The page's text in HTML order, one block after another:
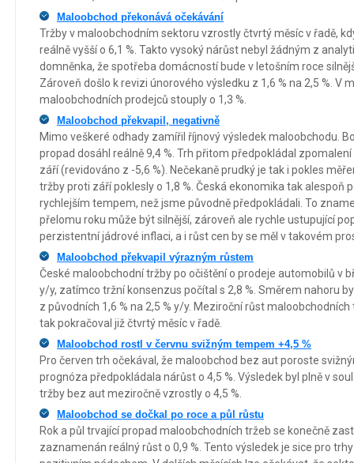
Maloobchod překonává očekávání
Tržby v maloobchodním sektoru vzrostly čtvrtý měsíc v řadě,
reálně vyšší o 6,1 %. Takto vysoký nárůst nebyl žádným z
domněnka, že spotřeba domácností bude v letošním roce
Zároveň došlo k revizi únorového výsledku z 1,6 % na 2,5 %. V
maloobchodních prodejců stouply o 1,3 %.
Maloobchod překvapil, negativně
Mimo veškeré odhady zamířil říjnový výsledek maloobchodu.
propad dosáhl reálně 9,4 %. Trh přitom předpokládal zpomalení
září (revidováno z -5,6 %). Nečekaně prudký je tak i pokles
tržby proti září poklesly o 1,8 %. Česká ekonomika tak alespoň
rychlejším tempem, než jsme původně předpokládali. To
přelomu roku může být silnější, zároveň ale rychle ustupující
perzistentní jádrové inflaci, a i růst cen by se měl v takovém
Maloobchod překvapil výrazným růstem
České maloobchodní tržby po očištění o prodeje automobilů v
y/y, zatímco tržní konsenzus počítal s 2,8 %. Směrem nahoru
z původních 1,6 % na 2,5 % y/y. Meziroční růst
tak pokračoval již čtvrtý měsíc v řadě.
Maloobchod rostl v červnu svižným tempem +4,5 %
Pro červen trh očekával, že maloobchod bez aut poroste
prognóza předpokládala nárůst o 4,5 %. Výsledek byl plně v
tržby bez aut meziročně vzrostly o 4,5 %.
Maloobchod se dočkal po roce a půl růstu
Rok a půl trvající propad maloobchodních tržeb se konečně
zaznamenán reálný růst o 0,9 %. Tento výsledek je sice pro